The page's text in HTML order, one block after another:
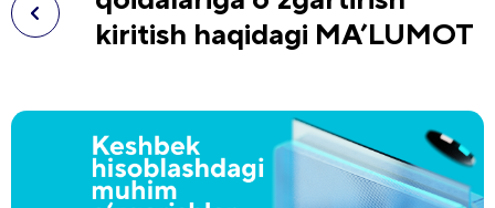
kiritish haqidagi MA’LUMOT